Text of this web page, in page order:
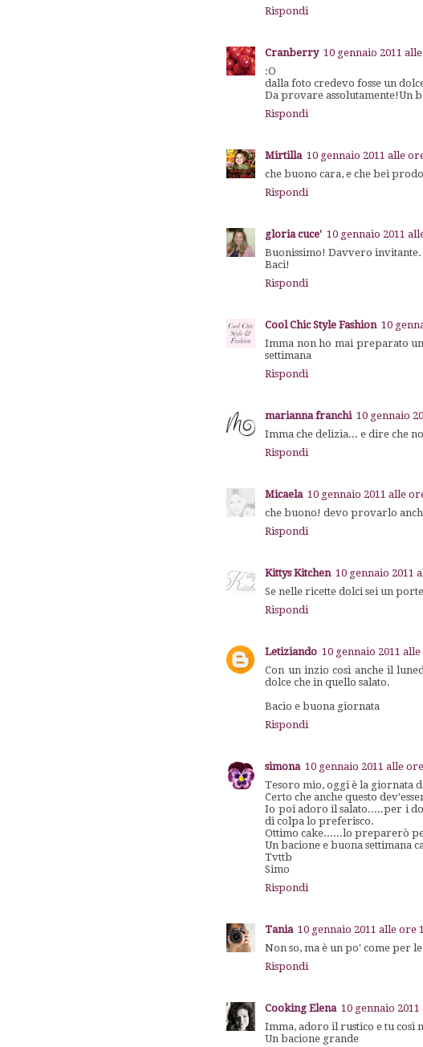
Rispondi
Cranberry 10 gennaio 2011
:O
dalla foto credevo fosse un
Da provare assolutamente!Un
Rispondi
Mirtilla 10 gennaio 2011 alle
che buono cara, e che bei
Rispondi
gloria cuce' 10 gennaio 2011
Buonissimo! Davvero invitante.
Baci!
Rispondi
Cool Chic Style Fashion 10
Imma non ho mai preparato
settimana
Rispondi
marianna franchi 10 gennaio
Imma che delizia... e dire che
Rispondi
Micaela 10 gennaio 2011 alle
che buono! devo provarlo
Rispondi
Kittys Kitchen 10 gennaio 2011
Se nelle ricette dolci sei un
Rispondi
Letiziando 10 gennaio 2011
Con un inzio così anche il
dolce che in quello salato.
Bacio e buona giornata
Rispondi
simona 10 gennaio 2011 alle
Tesoro mio, oggi è la giornata
Certo che anche questo
Io poi adoro il salato.....per i
di colpa lo preferisco.
Ottimo cake......lo preparerò
Un bacione e buona settimana
Tvttb
Simo
Rispondi
Tania 10 gennaio 2011 alle ore
Non so, ma è un po' come per
Rispondi
Cooking Elena 10 gennaio
Imma, adoro il rustico e tu così
Un bacione grande